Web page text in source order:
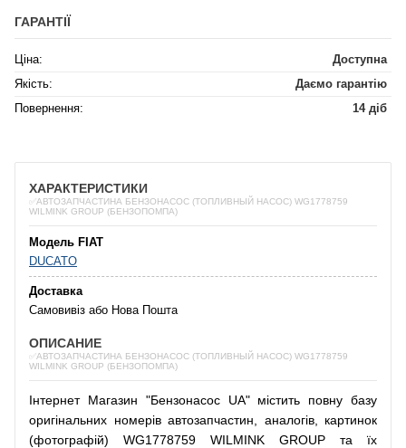
ГАРАНТІЇ
Ціна:
Доступна
Якість:
Даємо гарантію
Повернення:
14 діб
ХАРАКТЕРИСТИКИ
✅АВТОЗАПЧАСТИНА БЕНЗОНАСОС (ТОПЛИВНЫЙ НАСОС) WG1778759
WILMINK GROUP (БЕНЗОПОМПА)
Модель FIAT
DUCATO
Доставка
Самовивіз або Нова Пошта
ОПИСАНИЕ
✅АВТОЗАПЧАСТИНА БЕНЗОНАСОС (ТОПЛИВНЫЙ НАСОС) WG1778759
WILMINK GROUP (БЕНЗОПОМПА)
Інтернет Магазин "Бензонасос UA" містить повну базу
оригінальних номерів автозапчастин аналогів,
картинок
(фотографій) WG1778759 WILMINK GROUP та їх